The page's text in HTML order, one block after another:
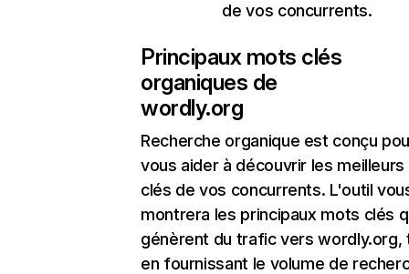
de vos concurrents.
Principaux mots clés
organiques de
wordly.org
Recherche organique est conçu
vous aider à découvrir les
clés de vos concurrents. L'outil
montrera les principaux mots clés
génèrent du trafic vers wordly.org,
en fournissant le volume de